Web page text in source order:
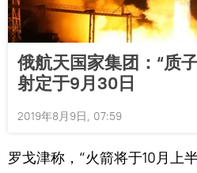
俄航天国家集团：“质
射定于9月30日
2019年8月9日, 07:59
罗戈津称，“火箭将于10月上